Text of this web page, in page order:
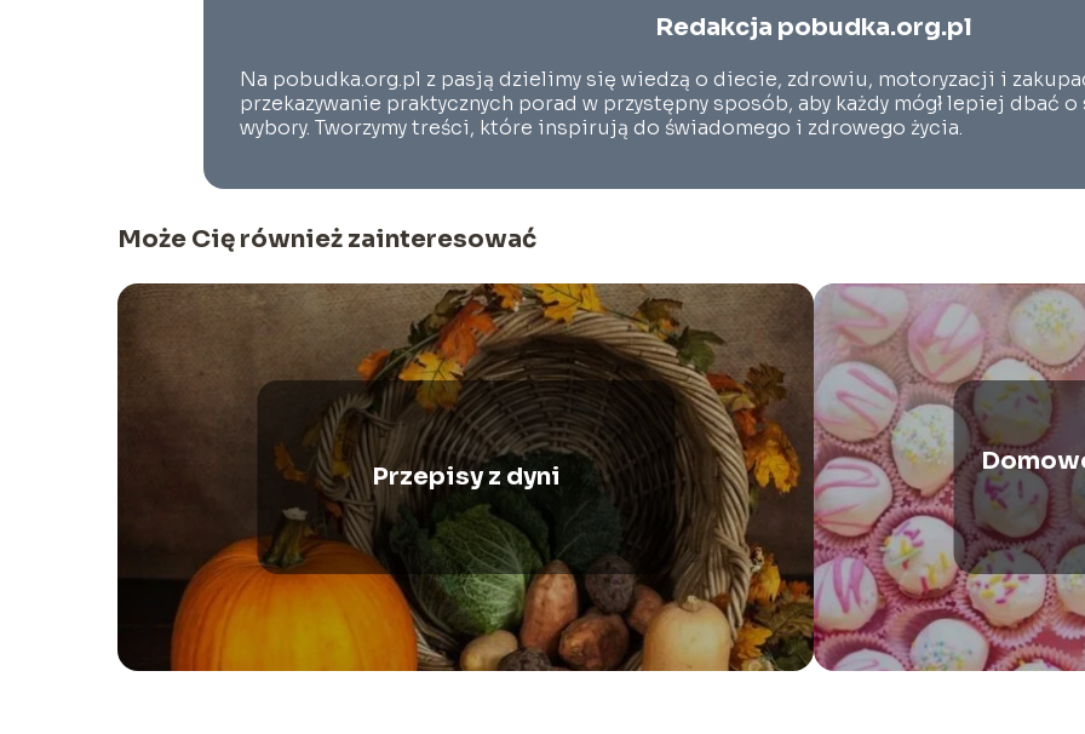
Redakcja pobudka.org.pl
Na pobudka.org.pl z pasją dzielimy się wiedzą o diecie, zdrowiu, motoryzacji i
przekazywanie praktycznych porad w przystępny sposób, aby każdy mógł lepiej dbać
wybory. Tworzymy treści, które inspirują do świadomego i zdrowego życia.
Może Cię również zainteresować
Przepisy z dyni